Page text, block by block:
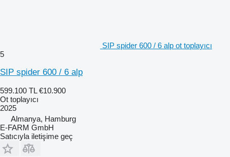
SIP spider 600 / 6 alp ot toplayıcı
5
SIP spider 600 / 6 alp
599.100 TL €10.900
Ot toplayıcı
2025
Almanya, Hamburg
E-FARM GmbH
Satıcıyla iletişime geç